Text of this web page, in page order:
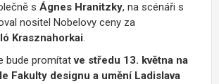
s Ágnes Hranitzky, na scénáři s
nositel Nobelovy ceny za
Krasznahorkai.
bude promítatve středu 13. května na
Fakulty designu a umění Ladislava